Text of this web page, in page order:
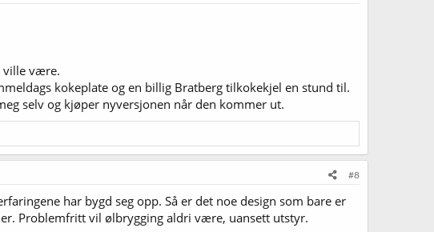
ville være.
kokeplate og en billig Bratberg tilkokekjel en stund til.
selv og kjøper nyversjonen når den kommer ut.
#8
har bygd seg opp. Så er det noe design som bare er
Problemfritt vil ølbrygging aldri være, uansett utstyr.